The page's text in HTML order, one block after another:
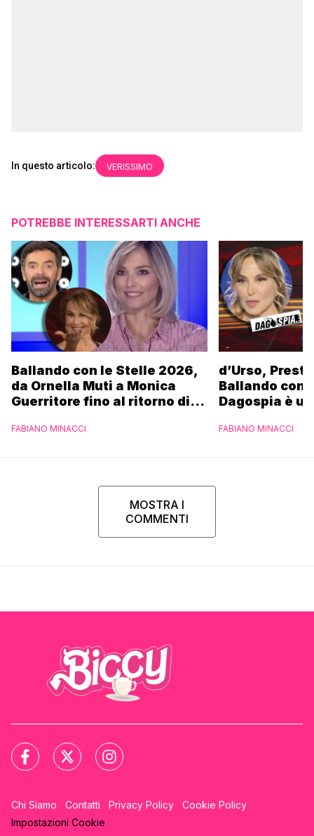
In questo articolo: VERISSIMO
POTREBBE INTERESSARTI ANCHE
Ballando con le Stelle 2026,
da Ornella Muti a Monica
Guerritore fino al ritorno di
l’esclusiva di Gabriele
FABIANO MINACCI
d’Urso,
Ballando con
Dagospia è
FABIANO MINACCI
MOSTRA I
COMMENTI
Chi Siamo Contatti Privacy Policy
Cookie Policy
Impostazioni Cookie